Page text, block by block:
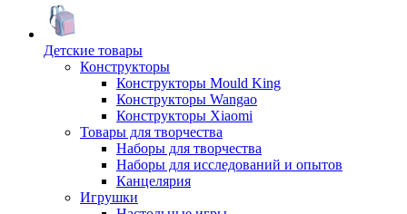
Детские товары
Конструкторы
Конструкторы Mould King
Конструкторы Wangao
Конструкторы Xiaomi
Товары для творчества
Наборы для творчества
Наборы для исследований и опытов
Канцелярия
Игрушки